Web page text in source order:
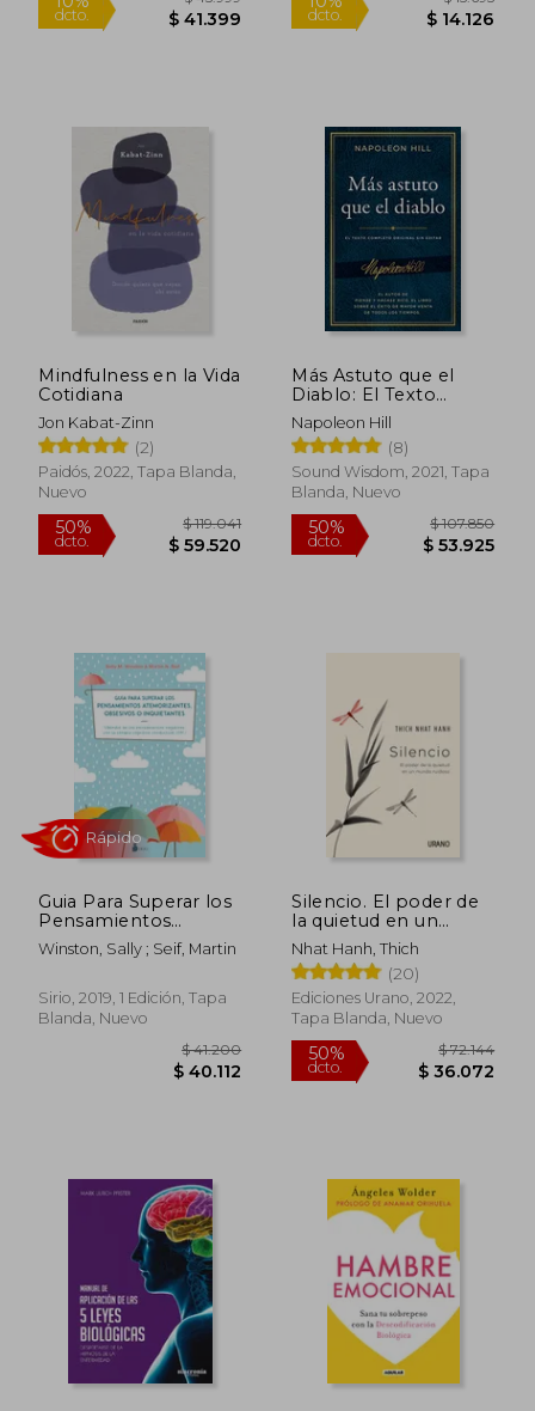
10%
dcto. $ 15.705
50%
dcto.
10%
dcto.
$ 45.999
$ 41.399
Rápido
10%
dcto.
Mindfulness en la Vida
Cotidiana
Jon Kabat-Zinn
(2)
Paidós, 2022, Tapa Blanda,
Nuevo
50% $ 119.041
Más Astuto que el
Diablo: El Texto
Completo Original
sin Editar; El Autor de
Piense y Hágase Rico,
el Libro Sobre el
Éxito de Mayor Venta
Napoleon Hill
(8)
Sound Wisdom, 2021, Tapa
Blanda, Nuevo
50%
Guia Para Superar los
Pensamientos
Atemorizantes
Obsesivos o
Winston, Sally ; Seif, Martin
Sirio, 2019, 1 Edición, Tapa
Blanda, Nuevo
Silencio. El poder de
la quietud en un
mundo ruidoso
Nhat Hanh, Thich
(20)
Ediciones Urano, 2022,
Tapa Blanda, Nuevo